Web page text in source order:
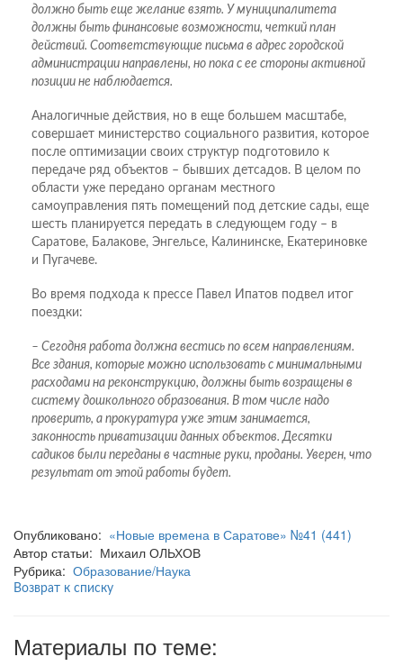
должно быть еще желание взять. У муниципалитета
должны быть финансовые возможности, четкий план
действий. Соответствующие письма в адрес городской
администрации направлены, но пока с ее стороны активной
позиции не наблюдается.
Аналогичные действия, но в еще большем масштабе,
совершает министерство социального развития, которое
после оптимизации своих структур подготовило к
передаче ряд объектов – бывших детсадов. В целом по
области уже передано органам местного
самоуправления пять помещений под детские сады, еще
шесть планируется передать в следующем году – в
Саратове, Балакове, Энгельсе, Калининске, Екатериновке
и Пугачеве.
Во время подхода к прессе Павел Ипатов подвел итог
поездки:
– Сегодня работа должна вестись по всем направлениям.
Все здания, которые можно использовать с минимальными
расходами на реконструкцию, должны быть возращены в
систему дошкольного образования. В том числе надо
проверить, а прокуратура уже этим занимается,
законность приватизации данных объектов. Десятки
садиков были переданы в частные руки, проданы. Уверен, что
результат от этой работы будет.
Опубликовано: «Новые времена в Саратове» №41 (441)
Автор статьи: Михаил ОЛЬХОВ
Рубрика: Образование/Наука
Возврат к списку
Материалы по теме: